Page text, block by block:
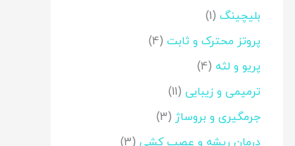
ی
بلیچینگ (1)
پروتز محترک و ثابت (4)
پریو و لثه (4)
ترمیمی و زیبایی (11)
جرمگیری و بروساژ (3)
درمان ریشه و عصب کشی (3)